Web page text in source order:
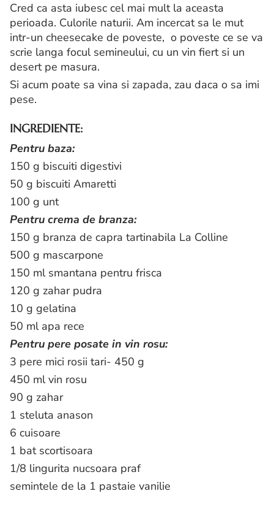
Cred ca asta iubesc cel mai mult la aceasta
perioada. Culorile naturii. Am incercat sa le mut
intr-un cheesecake de poveste, o poveste ce se va
scrie langa focul semineului, cu un vin fiert si un
desert pe masura.
Si acum poate sa vina si zapada, zau daca o sa imi
pese.
INGREDIENTE:
Pentru baza:
150 g biscuiti digestivi
50 g biscuiti Amaretti
100 g unt
Pentru crema de branza:
150 g branza de capra tartinabila La Colline
500 g mascarpone
150 ml smantana pentru frisca
120 g zahar pudra
10 g gelatina
50 ml apa rece
Pentru pere posate in vin rosu:
3 pere mici rosii tari- 450 g
450 ml vin rosu
90 g zahar
1 steluta anason
6 cuisoare
1 bat scortisoara
1/8 lingurita nucsoara praf
semintele de la 1 pastaie vanilie